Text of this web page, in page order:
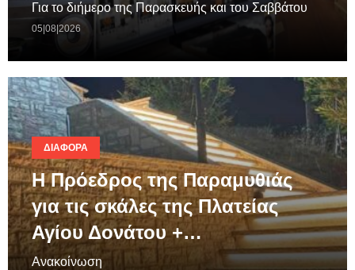
Για το διήμερο της Παρασκευής και του Σαββάτου
05|08|2026
ΔΙΆΦΟΡΑ
Η Πρόεδρος της Παραμυθιάς
για τις σκάλες της Πλατείας
Αγίου Δονάτου +…
Ανακοίνωση